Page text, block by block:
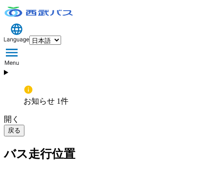
お知らせ 1件
開く
戻る
バス走行位置